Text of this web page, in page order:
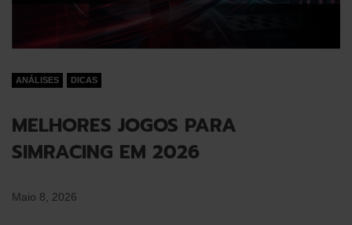
ANÁLISES DICAS
MELHORES JOGOS PARA
SIMRACING EM 2026
Maio 8, 2026